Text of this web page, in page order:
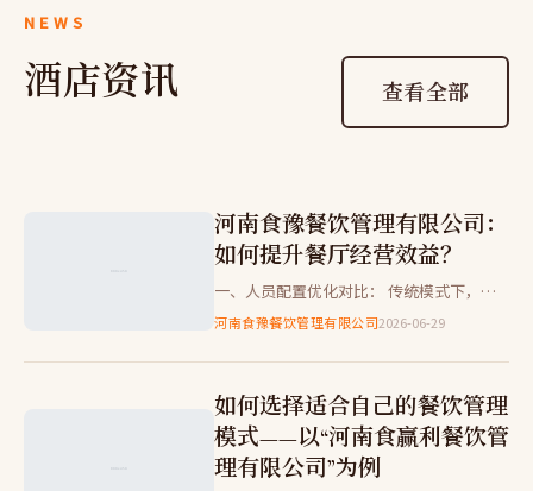
NEWS
酒店资讯 查看全部
河南食豫餐饮管理有限公司：
如何提升餐厅经营效益？
一、人员配置优化对比： 传统模式下，餐
厅的人力资源配置较为单一。而现代管理模
员工和实习生等。 优点：…
河南食豫餐饮管理有限公司2026-06-29
如何选择适合自己的餐饮管理
模式——以“河南食赢利餐饮管
理有限公司”为例